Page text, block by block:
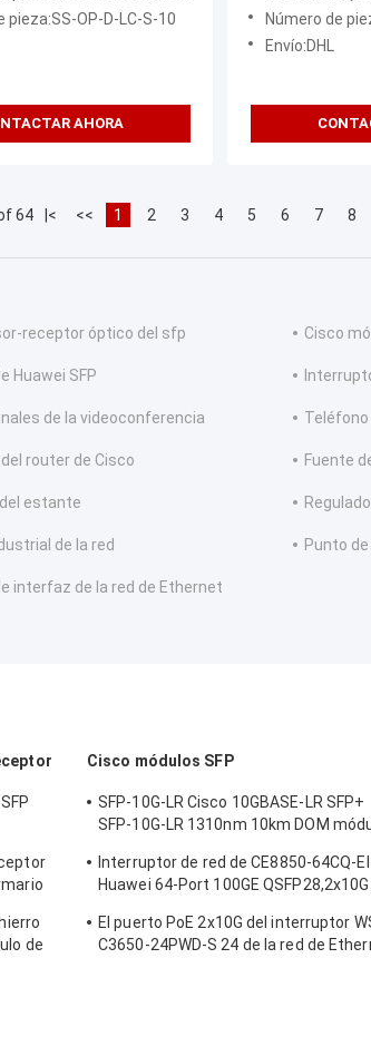
pieza:SS-OP-D-LC-S-10
AHORA
Número de
Envío:DHL
64 |< << 1 2 3 4 5 6 7 8
receptor óptico del sfp Cisco
Huawei SFP
de la videoconferencia Teléfono
router de Cisco Fuente
estante
de la red Punto
interfaz de la red de Ethernet
de
Cisco módulos SFP
SFP-10G-LR Cisco 10GBASE-LR SFP+
SFP-10G-LR 1310nm 10km DOM
Interruptor de red de CE8850-64CQ-EI
Huawei 64-Port 100GE QSFP28,2x10G
El puerto PoE 2x10G del interruptor
C3650-24PWD-S 24 de la red de